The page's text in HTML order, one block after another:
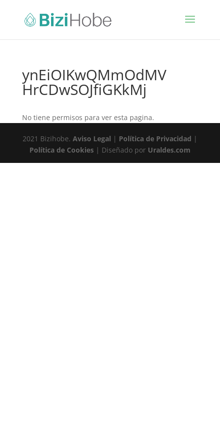
ynEiOIKwQMmOdMV
HrCDwSOJfiGKkMj
No tiene permisos para ver esta pagina.
2021 Bizihobe. Aviso Legal | Política de Privacidad |
Política de Cookies| Diseñado por Uraldes.com